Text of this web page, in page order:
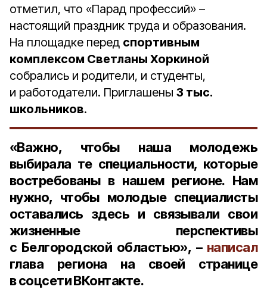
отметил, что «Парад профессий» –
настоящий праздник труда и образования.
На площадке перед спортивным
комплексом Светланы Хоркиной
собрались и родители, и студенты,
и работодатели. Приглашены 3 тыс.
школьников.
«Важно, чтобы наша молодежь
выбирала те специальности, которые
востребованы в нашем регионе. Нам
нужно, чтобы молодые специалисты
оставались здесь и связывали свои
жизненные перспективы
с Белгородской областью», – написал
глава региона на своей странице
в соцсети ВКонтакте.